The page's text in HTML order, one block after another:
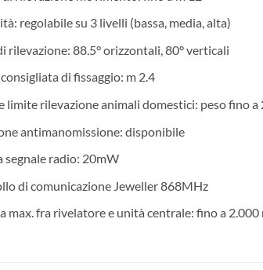
regolabile su 3 livelli (bassa, media, alta)
rilevazione: 88.5° orizzontali, 80° verticali
di fissaggio: m 2.4
limite rilevazione animali domestici: peso fino a
antimanomissione: disponibile
segnale radio: 20mW
di comunicazione Jeweller 868MHz
max. fra rivelatore e unità centrale: fino a